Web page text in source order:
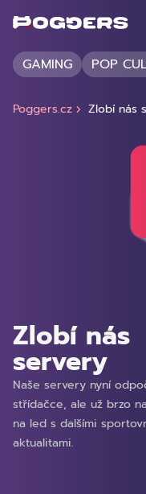
GAMING POP
Poggers.cz Zlobí nás
Zlobí nás
servery
Naše servery nyní
střídačce, ale už brzo
na led s dalšími
aktualitami.